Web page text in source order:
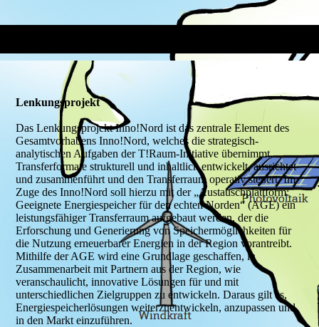
Lenkungsprojekt
Das Lenkungsprojekt Inno!Nord ist das zentrale Element des
Gesamtvorhabens Inno!Nord, welches die strategisch-
analytischen Aufgaben der T!Raum-Initiative übernimmt,
Transferformate strukturell und inhaltlich entwickelt, ausrichtet
und zusammenführt und den Transferraum operativ steuert. Im
Zuge des Inno!Nord soll hierzu mit der „Austauschplattform:
Geeignete Energiespeicher für den echten Norden“ (AGE) ein
leistungsfähiger Transferraum aufgebaut werden, der die
Erforschung und Generierung von Speichermöglichkeiten für
die Nutzung erneuerbarer Energien in der Region vorantreibt.
Mithilfe der AGE wird eine Grundlage geschaffen, in
Zusammenarbeit mit Partnern aus der Region, wie
veranschaulicht, innovative Lösungen für und mit
unterschiedlichen Zielgruppen zu entwickeln. Daraus gilt es,
Energiespeicherlösungen weiterzuentwickeln, anzupassen und
in den Markt einzuführen.